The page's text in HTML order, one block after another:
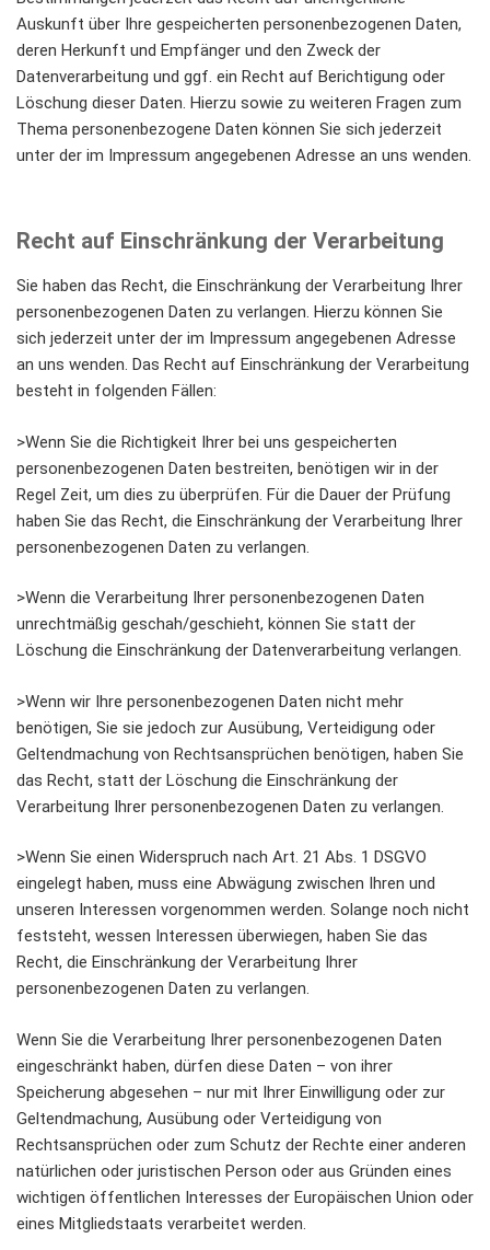
Auskunft über Ihre gespeicherten personenbezogenen Daten,
deren Herkunft und Empfänger und den Zweck der
Datenverarbeitung und ggf. ein Recht auf Berichtigung oder
Löschung dieser Daten. Hierzu sowie zu weiteren Fragen zum
Thema personenbezogene Daten können Sie sich jederzeit
unter der im Impressum angegebenen Adresse an uns wenden.
Recht auf Einschränkung der Verarbeitung
Sie haben das Recht, die Einschränkung der Verarbeitung Ihrer
personenbezogenen Daten zu verlangen. Hierzu können Sie
sich jederzeit unter der im Impressum angegebenen Adresse
an uns wenden. Das Recht auf Einschränkung der Verarbeitung
besteht in folgenden Fällen:
>Wenn Sie die Richtigkeit Ihrer bei uns gespeicherten
personenbezogenen Daten bestreiten, benötigen wir in der
Regel Zeit, um dies zu überprüfen. Für die Dauer der Prüfung
haben Sie das Recht, die Einschränkung der Verarbeitung Ihrer
personenbezogenen Daten zu verlangen.
>Wenn die Verarbeitung Ihrer personenbezogenen Daten
unrechtmäßig geschah/geschieht, können Sie statt der
Löschung die Einschränkung der Datenverarbeitung verlangen.
>Wenn wir Ihre personenbezogenen Daten nicht mehr
benötigen, Sie sie jedoch zur Ausübung, Verteidigung oder
Geltendmachung von Rechtsansprüchen benötigen, haben Sie
das Recht, statt der Löschung die Einschränkung der
Verarbeitung Ihrer personenbezogenen Daten zu verlangen.
>Wenn Sie einen Widerspruch nach Art. 21 Abs. 1 DSGVO
eingelegt haben, muss eine Abwägung zwischen Ihren und
unseren Interessen vorgenommen werden. Solange noch nicht
feststeht, wessen Interessen überwiegen, haben Sie das
Recht, die Einschränkung der Verarbeitung Ihrer
personenbezogenen Daten zu verlangen.
Wenn Sie die Verarbeitung Ihrer personenbezogenen Daten
eingeschränkt haben, dürfen diese Daten – von ihrer
Speicherung abgesehen – nur mit Ihrer Einwilligung oder zur
Geltendmachung, Ausübung oder Verteidigung von
Rechtsansprüchen oder zum Schutz der Rechte einer anderen
natürlichen oder juristischen Person oder aus Gründen eines
wichtigen öffentlichen Interesses der Europäischen Union oder
eines Mitgliedstaats verarbeitet werden.